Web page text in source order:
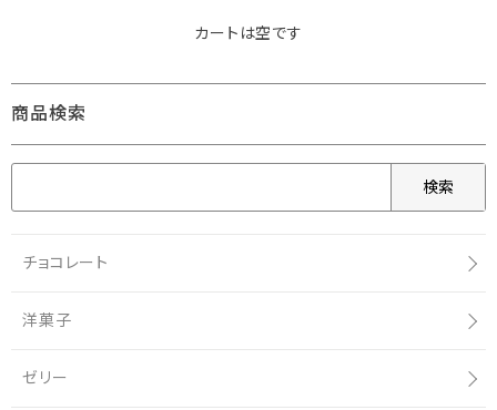
カートは空です
商品検索
検索
チョコレート
洋菓子
ゼリー